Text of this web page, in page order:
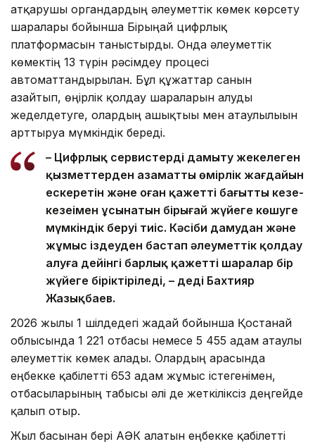
атқарушы органдардың әлеуметтік көмек көрсету
шаралары бойынша Бірыңғай цифрлық
платформасын таныстырды. Онда әлеуметтік
көмектің 13 түрін рәсімдеу процесі
автоматтандырылған. Бұл құжаттар санын
азайтып, өңірлік қолдау шараларын алуды
жеделдетуге, олардың ашықтығы мен атаулылығын
арттыруға мүмкіндік береді.
– Цифрлық сервистерді дамыту жекелеген
қызметтерден азаматтың өмірлік жағдайын
ескеретін және оған қажетті бағытты кезең-
кезеңімен ұсынатын бірыңғай жүйеге көшуге
мүмкіндік беруі тиіс. Кәсіби дамудан және
жұмыс іздеуден бастап әлеуметтік қолдау
алуға дейінгі барлық қажетті шаралар бір
жүйеге біріктіріледі, – деді Бахтияр
Жазықбаев.
2026 жылғы 1 шілдедегі жағдай бойынша Қостанай
облысында 1 221 отбасы немесе 5 455 адам атаулы
әлеуметтік көмек алады. Олардың арасында
еңбекке қабілетті 653 адам жұмыс істегенімен,
отбасыларының табысы әлі де жеткіліксіз деңгейде
қалып отыр.
Жыл басынан бері АӘК алатын еңбекке қабілетті